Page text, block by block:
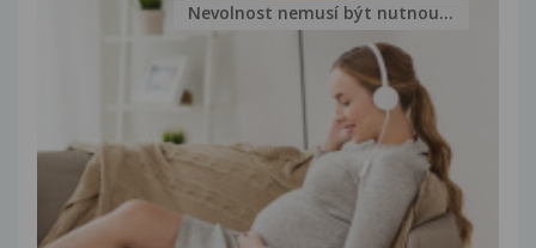
Nevolnost nemusí být nutnou...